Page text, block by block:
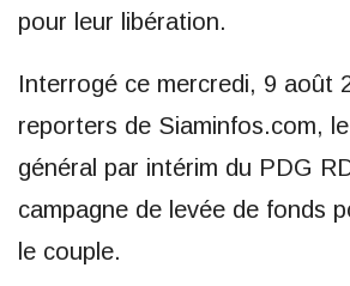
pour leur libération.
Interrogé ce mercredi, 9 août
reporters de Siaminfos.com,
général par intérim du PDG
campagne de levée de fonds
le couple.